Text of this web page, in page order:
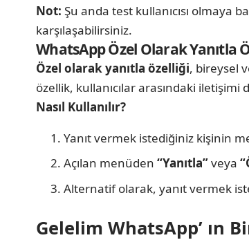
Not: Şu anda test kullanıcısı olmaya
karşılaşabilirsiniz.
WhatsApp Özel Olarak Yanıtla
Özel olarak yanıtla özelliği, bireysel
özellik, kullanıcılar arasındaki
Nasıl Kullanılır?
Yanıt vermek istediğiniz kişinin
Açılan menüden “Yanıtla”veya
Alternatif olarak, yanıt vermek
Gelelim WhatsApp’ ın